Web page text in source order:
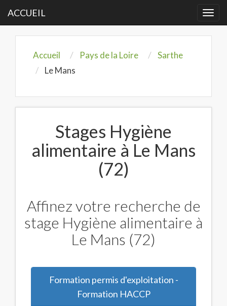
ACCUEIL
Accueil Pays de la Loire
Sarthe
Le Mans
Stages Hygiène
alimentaire à Le Mans
(72)
Affinez votre recherche de
stage Hygiène alimentaire à
Le Mans (72)
Formation permis d'exploitation -
Formation HACCP